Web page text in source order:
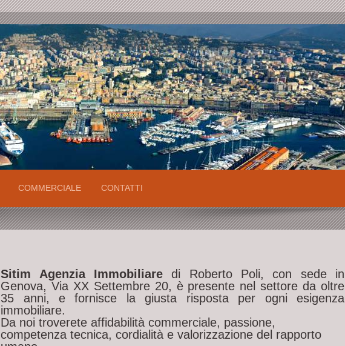
COMMERCIALE CONTATTI
Sitim Agenzia Immobiliaredi Roberto Poli, con sede in
Genova, Via XX Settembre 20, è presente nel settore da oltre
35 anni, e fornisce la giusta risposta per ogni esigenza
immobiliare.
Da noi troverete affidabilità commerciale, passione,
competenza tecnica, cordialità e valorizzazione del rapporto